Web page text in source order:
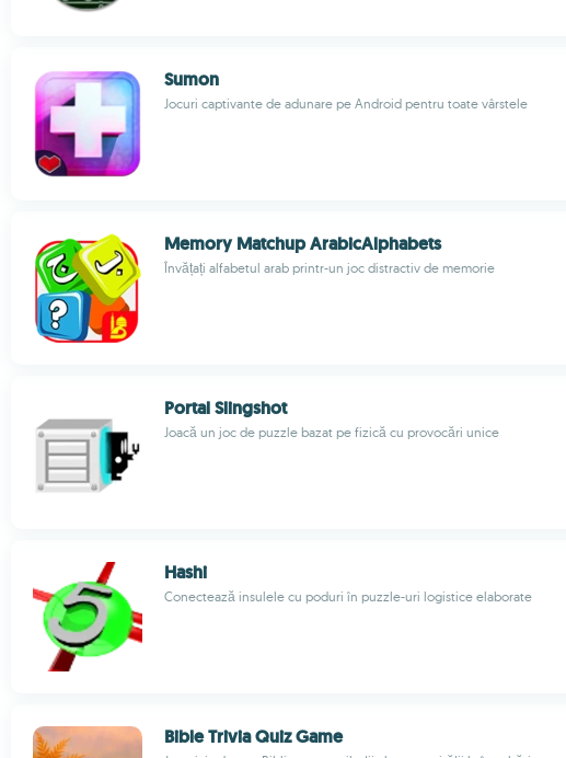
Sumon
Jocuri captivante de adunare pe Android pentru toate vârstele
Memory Matchup ArabicAlphabets
Învățați alfabetul arab printr-un joc distractiv de memorie
Portal Slingshot
Joacă un joc de puzzle bazat pe fizică cu provocări unice
Hashi
Conectează insulele cu poduri în puzzle-uri logistice elaborate
Bible Trivia Quiz Game